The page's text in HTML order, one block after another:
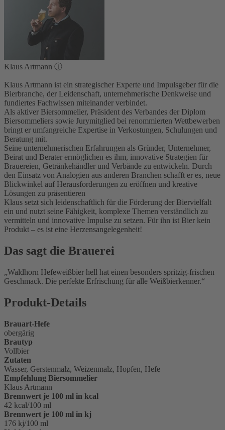
Klaus Artmann ⓘ
Klaus Artmann ist ein strategischer Experte und Impulsgeber für die
Bierbranche, der Leidenschaft, unternehmerische Denkweise und
fundiertes Fachwissen miteinander verbindet.
Als aktiver Biersommelier, Präsident des Verbandes der Diplom
Biersommeliers sowie Jurymitglied bei renommierten Wettbewerben
bringt er umfangreiche Expertise in Verkostungen, Schulungen und
Beratung mit.
Seine unternehmerischen Erfahrungen als Gründer, Unternehmer,
Beirat und Berater ermöglichen es ihm, innovative Strategien für
Brauereien, Getränkehändler und Verbände zu entwickeln. Durch
den Einsatz von Analogien aus anderen Branchen schafft er es, neue
Blickwinkel auf Herausforderungen zu eröffnen und kreative
Lösungen zu präsentieren
Klaus setzt sich leidenschaftlich für die Förderung der Biervielfalt
ein und nutzt seine Fähigkeit, komplexe Themen verständlich zu
vermitteln und innovative Impulse zu setzen. Für ihn ist Bier kein
Produkt – es ist eine Herzensangelegenheit!
Das sagt die Brauerei
Waldhorn Hefeweißbier hell hat einen besonders spritzig-frischen
Geschmack. Die perfekte Erfrischung für alle Weißbierkenner.
Produkt-Details
Brauart-Hefe
obergärig
Brautyp
Vollbier
Zutaten
Wasser, Gerstenmalz, Weizenmalz, Hopfen, Hefe
Empfehlung Biersommelier
Klaus Artmann
Brennwert je 100 ml in kcal
42 kcal/100 ml
Brennwert je 100 ml in kj
176 kj/100 ml